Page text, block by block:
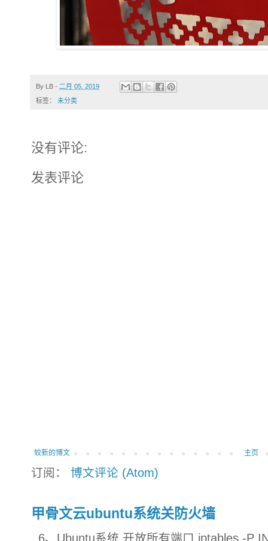
By LB - 二月 05, 2019
标签： 未分类
没有评论:
发表评论
较新的博文 主页
订阅： 博文评论 (Atom)
甲骨文云ubuntu系统关防火墙
6、Ubuntu系统 开放所有端口 iptables -P